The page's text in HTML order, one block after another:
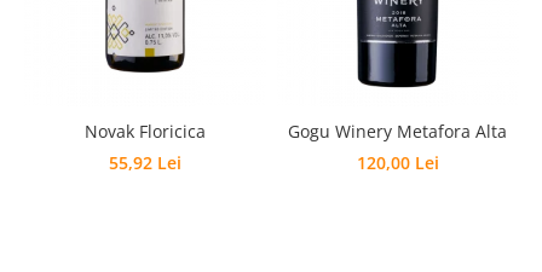
Novak Floricica
55,92 Lei
Gogu Winery Metafora Alta
120,00 Lei